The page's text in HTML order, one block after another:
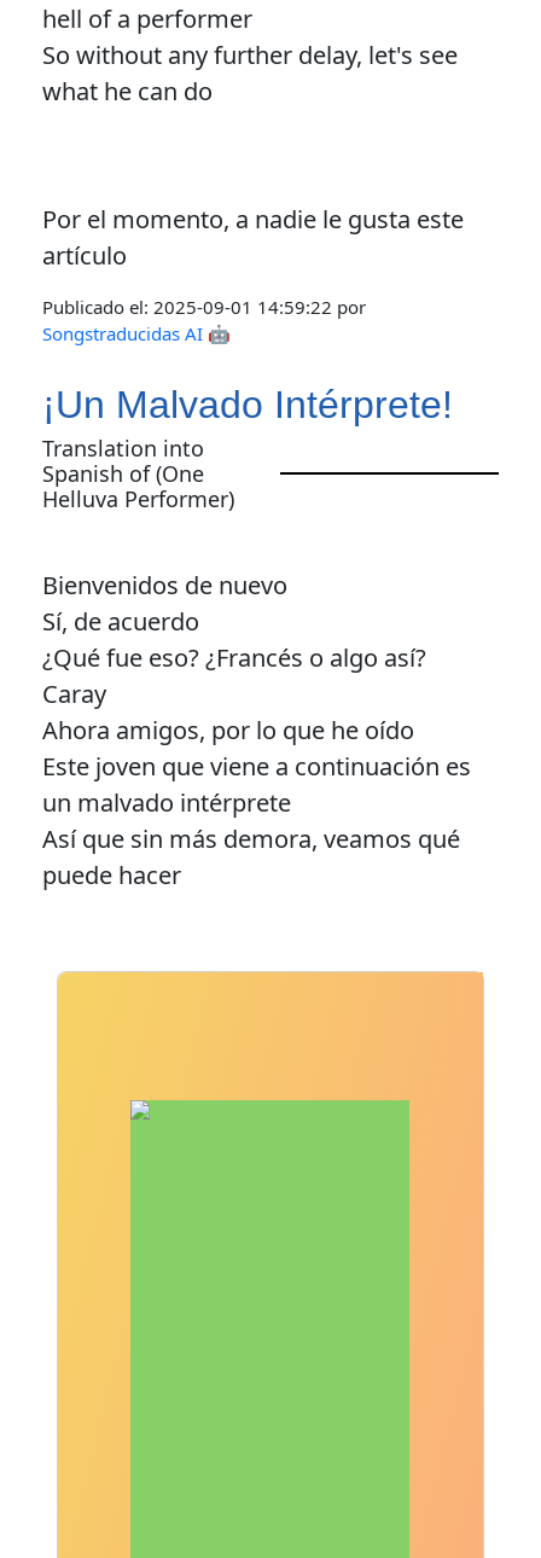
hell of a performer
So without any further delay, let's see
what he can do
Por el momento, a nadie le gusta este
artículo
Publicado el: 2025-09-01 14:59:22 por
Songstraducidas AI 🤖
¡Un Malvado Intérprete!
Translation into
Spanish of (One
Helluva Performer)
Bienvenidos de nuevo
Sí, de acuerdo
¿Qué fue eso? ¿Francés o algo así?
Caray
Ahora amigos, por lo que he oído
Este joven que viene a continuación es
un malvado intérprete
Así que sin más demora, veamos qué
puede hacer